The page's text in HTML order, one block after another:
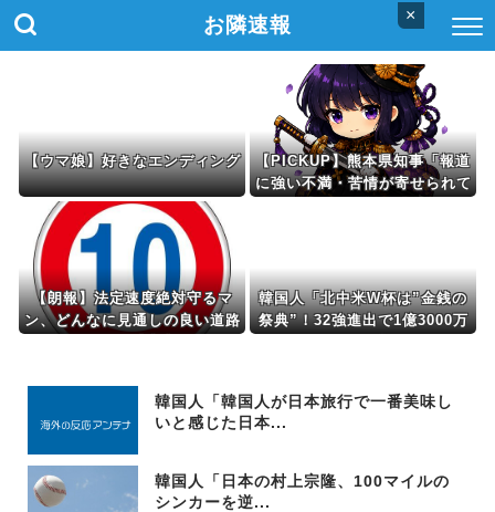
×
お隣速報
【ウマ娘】好きなエンディング
【PICKUP】熊本県知事「報道
に強い不満・苦情が寄せられて
【朗報】法定速度絶対守るマ
ン、どんなに見通しの良い道路
韓国人「北中米W杯は”金銭の
祭典”！32強進出で1億3000万
韓国人「韓国人が日本旅行で一番美味し
いと感じた日本...
韓国人「日本の村上宗隆、100マイルの
シンカーを逆...